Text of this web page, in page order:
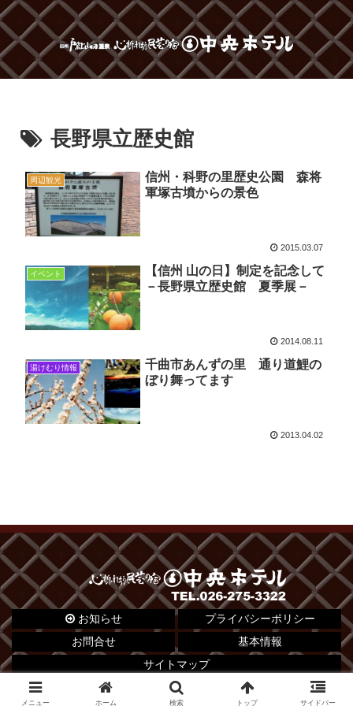
長野県立歴史館
周辺観光
信州・科野の里歴史公園 森将
軍塚古墳からの景色
2015.03.07
イベント
【信州 山の日】制定を記念して
－長野県立歴史館 夏季展－
2014.08.11
湯けむり情報
千曲市あんずの里 通り道鯉の
ぼり舞ってます
2013.04.02
お知らせ
プライバシーポリシー
お問合せ
基本情報
サイトマップ
© 2012 心がふれあう民芸の宿 中央ホテル.
メニュー ホーム 検索 トップ サイドバー